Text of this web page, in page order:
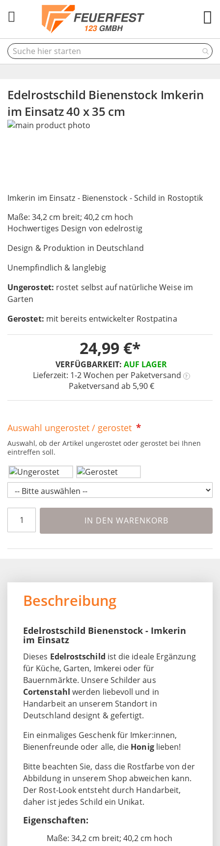
Edelrostschild Bienenstock Imkerin
im Einsatz 40 x 35 cm
Imkerin im Einsatz - Bienenstock - Schild in Rostoptik
Maße: 34,2 cm breit; 40,2 cm hoch
Hochwertiges Design von edelrostig
Design & Produktion in Deutschland
Unempfindlich & langlebig
Ungerostet: rostet selbst auf natürliche Weise im
Garten
Gerostet: mit bereits entwickelter Rostpatina
VERFÜGBARKEIT: AUF LAGER
Lieferzeit: 1-2 Wochen per Paketversand ?
Paketversand ab 5,90 €
24,99 €
Auswahl ungerostet / gerostet
Auswahl, ob der Artikel ungerostet oder gerostet bei Ihnen
eintreffen soll.
IN DEN WARENKORB
Skip
gallery
to
beginning
of
images
gallery
Beschreibung
Edelrostschild Bienenstock - Imkerin
im Einsatz
Dieses Edelrostschild ist die ideale Ergänzung
für Küche, Garten, Imkerei oder für
Bauernmärkte. Unsere Schilder aus
Cortenstahl werden liebevoll und in
Handarbeit an unserem Standort in
Deutschland designt & gefertigt.
Ein einmaliges Geschenk für Imker:innen,
Bienenfreunde oder alle, die Honiglieben!
Bitte beachten Sie, dass die Rostfarbe von der
Abbildung in unserem Shop abweichen kann.
Der Rost-Look entsteht durch Handarbeit,
daher ist jedes Schild ein Unikat.
Eigenschaften:
Maße: 34,2 cm breit; 40,2 cm hoch